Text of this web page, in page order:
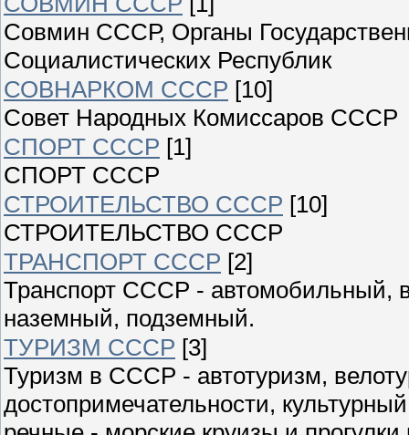
Совмин СССР, Органы
Социалистических Республик
СОВНАРКОМ СССР [10]
Совет Народных Комиссаров СССР
СПОРТ СССР [1]
СПОРТ СССР
СТРОИТЕЛЬСТВО СССР [10]
СТРОИТЕЛЬСТВО СССР
ТРАНСПОРТ СССР [2]
Транспорт СССР - автомобильный,
наземный, подземный.
ТУРИЗМ СССР [3]
Туризм в СССР - автотуризм,
достопримечательности,